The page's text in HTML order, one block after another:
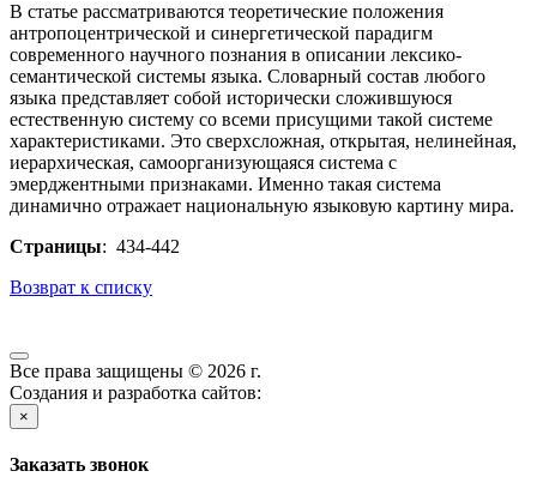
В статье рассматриваются теоретические положения
антропоцентрической и синергетической парадигм
современного научного познания в описании лексико-
семантической системы языка. Словарный состав любого
языка представляет собой исторически сложившуюся
естественную систему со всеми присущими такой системе
характеристиками. Это сверхсложная, открытая, нелинейная,
иерархическая, самоорганизующаяся система с
эмерджентными признаками. Именно такая система
динамично отражает национальную языковую картину мира.
Страницы: 434-442
Возврат к списку
Все права защищены © 2026 г.
Создания и разработка сайтов:
×
Заказать звонок